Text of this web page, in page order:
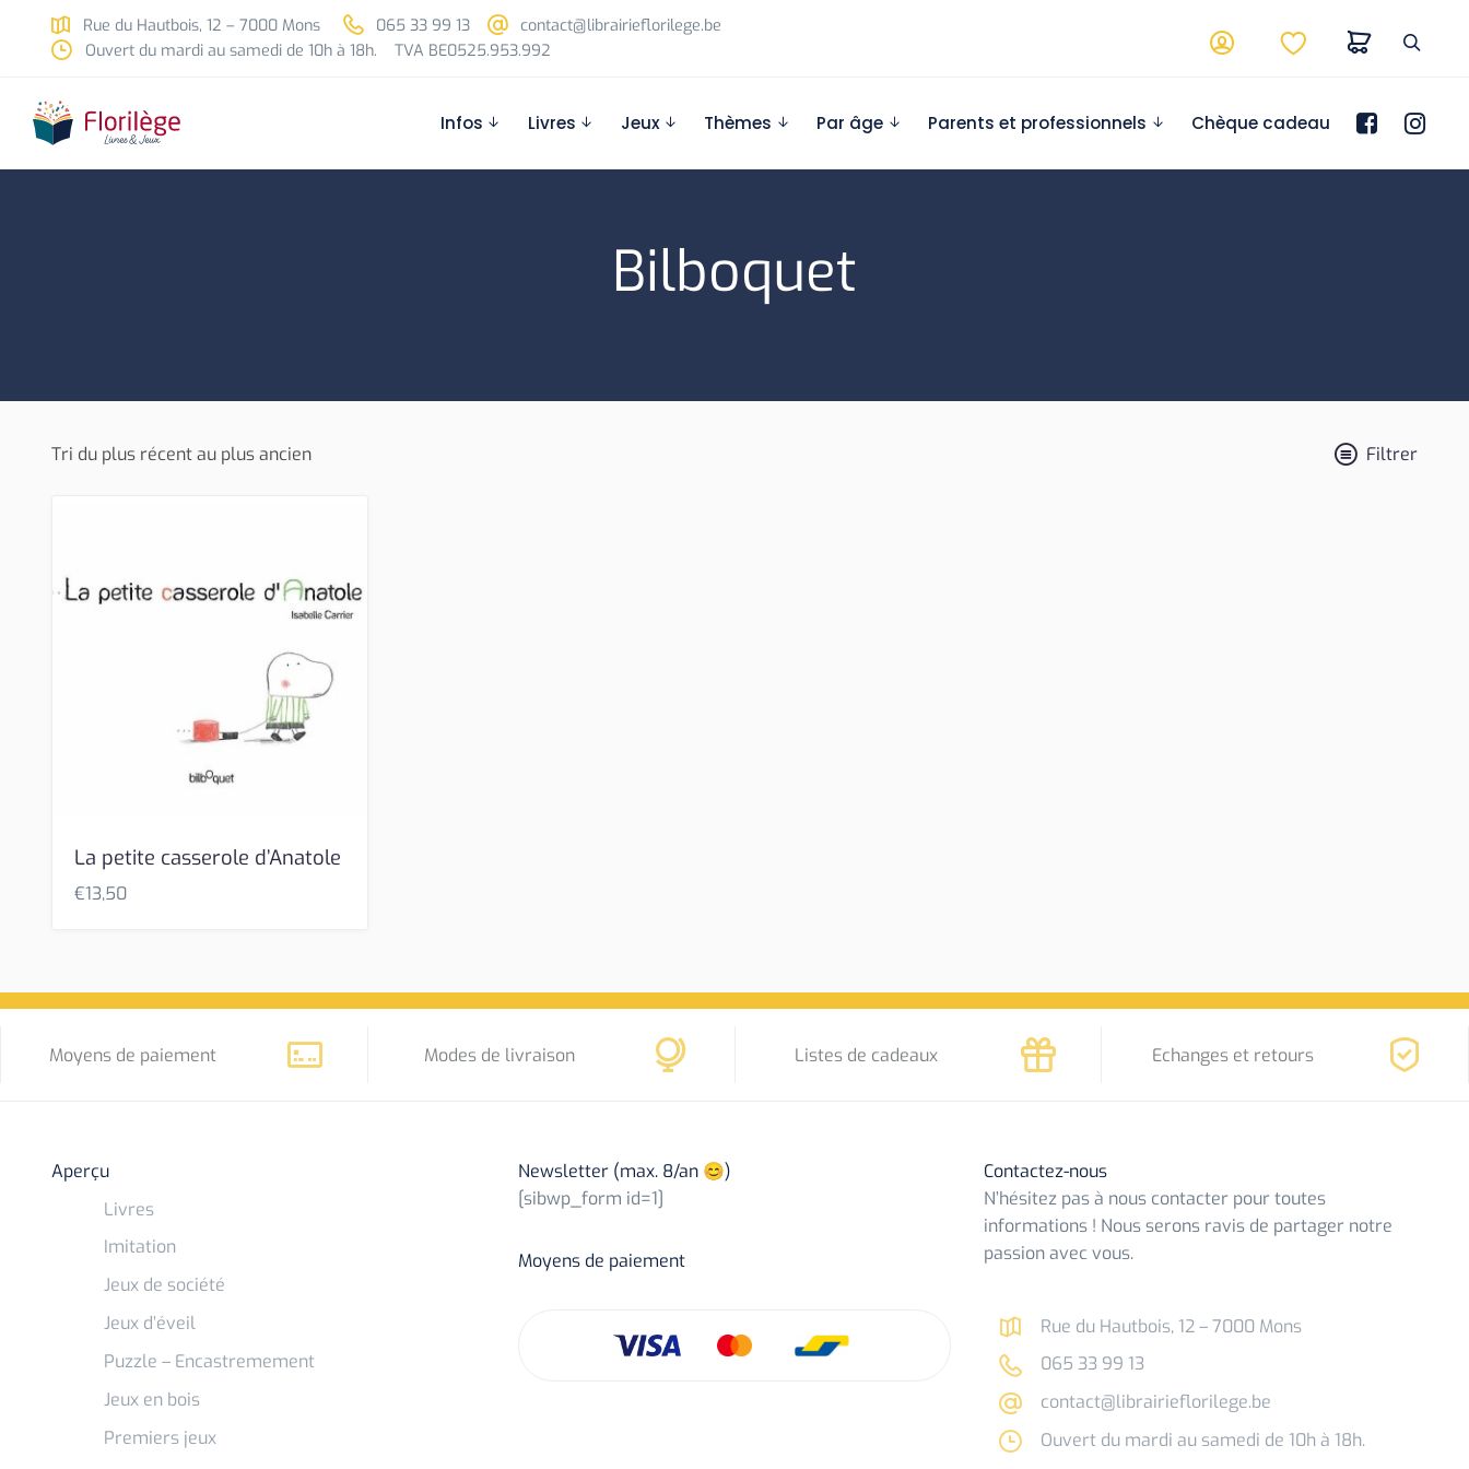
Skip to main content
Rue du Hautbois, 12 – 7000 Mons 065 33 99 13
contact@librairieflorilege.be
Ouvert du mardi au samedi de 10h à 18h.
TVA BE0525.953.992
Infos Livres Jeux Thèmes Par âge Parents et professionnels Chèque cadeau
Bilboquet
Filtrer
La petite casserole d’Anatole
€13,50
Moyens de paiement Modes de livraison Listes de cadeaux Echanges et retours
Aperçu
Livres
Imitation
Jeux de société
Jeux d’éveil
Puzzle – Encastremement
Jeux en bois
Premiers jeux
Newsletter (max. 8/an 😊)
[sibwp_form id=1]
Moyens de paiement
Contactez-nous
N’hésitez pas à nous contacter pour toutes
informations ! Nous serons ravis de partager notre
passion avec vous.
Rue du Hautbois, 12 – 7000 Mons
065 33 99 13
contact@librairieflorilege.be
Ouvert du mardi au samedi de 10h à 18h.